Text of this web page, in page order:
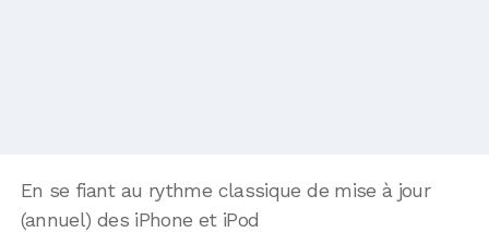
En se fiant au rythme classique de mise à jour
(annuel) des iPhone et iPod